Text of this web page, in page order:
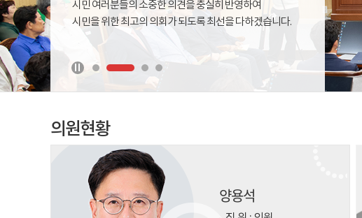
시민 여러분들의 소중한 의견을 충실히 반영하여
시민을 위한 최고의 의회가 되도록 최선을 다하겠습니다.
의원현황
유인숙